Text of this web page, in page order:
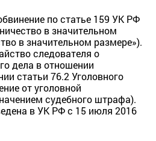
по статье 159 УК РФ
в значительном
в значительном размере»).
следователя о
дела в отношении
статьи 76.2 Уголовного
от уголовной
судебного штрафа).
в УК РФ с 15 июля 2016